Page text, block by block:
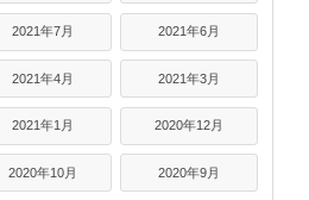
2021年7月 2021年6月
2021年4月 2021年3月
2021年1月 2020年12月
2020年10月 2020年9月